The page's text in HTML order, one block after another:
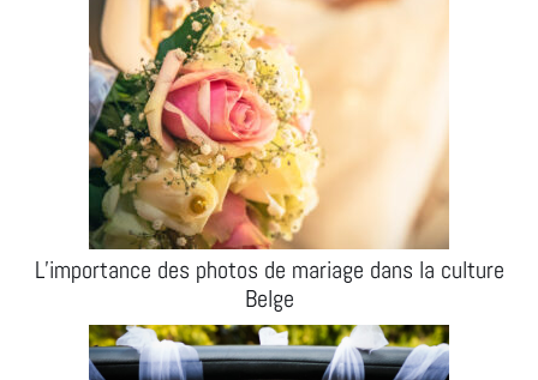
L’importance des photos de mariage dans la culture
Belge